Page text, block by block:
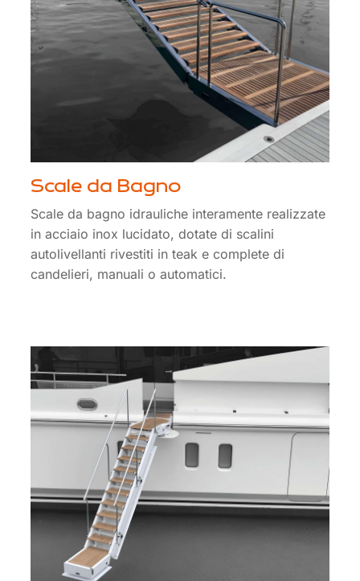
Scale da Bagno
Scale da bagno idrauliche interamente realizzate
in acciaio inox lucidato, dotate di scalini
autolivellanti rivestiti in teak e complete di
candelieri, manuali o automatici.